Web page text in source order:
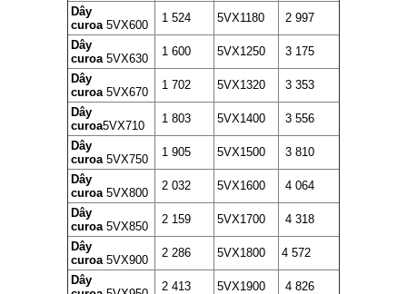
Dây
curoa 5VX600
1 524 5VX1180
2 997
Dây
curoa 5VX630
1 600 5VX1250
3 175
Dây
curoa 5VX670
1 702 5VX1320
3 353
Dây
curoa5VX710
1 803 5VX1400
3 556
Dây
curoa 5VX750
1 905 5VX1500
3 810
Dây
curoa 5VX800
2 032 5VX1600
4 064
Dây
curoa 5VX850
2 159 5VX1700
4 318
Dây
curoa 5VX900
2 286 5VX1800
4 572
Dây
2 413 5VX1900 4 826